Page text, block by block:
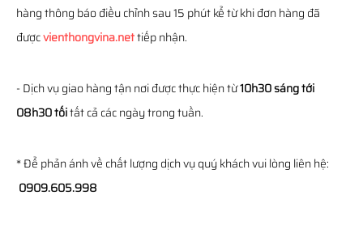
hàng thông báo điều chỉnh sau 15 phút kể từ khi đơn hàng đã
đượcvienthongvina.nettiếp nhận.
- Dịch vụ giao hàng tận nơi được thực hiện từ10h30 sáng tới
08h30 tốitất cả các ngày trong tuần.
* Để phản ánh về chất lượng dịch vụ quý khách vui lòng liên hệ:
0909.605.998